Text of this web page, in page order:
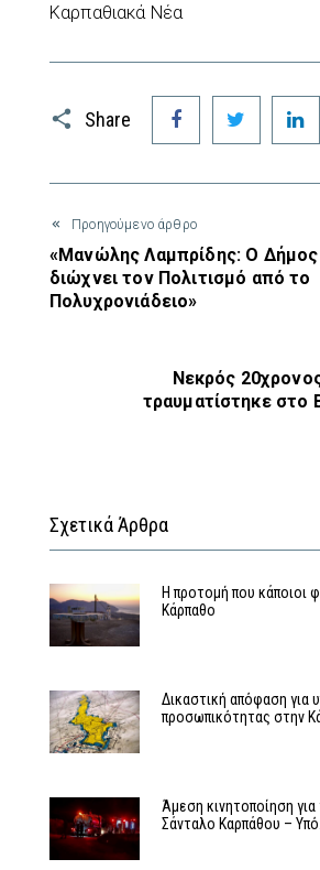
Καρπαθιακά Νέα
Share
Facebook Twitter
Προηγούμενο άρθρο
«Μανώλης Λαμπρίδης: Ο
διώχνει τον Πολιτισμό από το
Πολυχρονιάδειο»
Νεκρός
τραυματίστηκε στο
Σχετικά Άρθρα
Η προτομή που κάποιοι
Κάρπαθο
Δικαστική απόφαση για
προσωπικότητας στην
Άμεση κινητοποίηση
Σάνταλο Καρπάθου – Υπό…